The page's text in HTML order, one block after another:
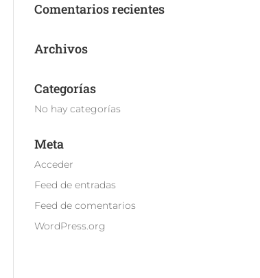
Comentarios recientes
Archivos
Categorías
No hay categorías
Meta
Acceder
Feed de entradas
Feed de comentarios
WordPress.org